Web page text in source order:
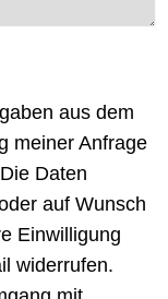
aus dem
meiner Anfrage
Daten
auf Wunsch
Einwilligung
widerrufen.